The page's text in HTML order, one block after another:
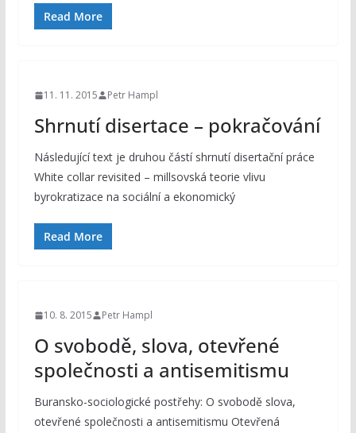
Read More
11. 11. 2015 Petr Hampl
Shrnutí disertace – pokračování
Následující text je druhou částí shrnutí disertační práce
White collar revisited – millsovská teorie vlivu
byrokratizace na sociální a ekonomický
Read More
10. 8. 2015 Petr Hampl
O svobodě, slova, otevřené
společnosti a antisemitismu
Buransko-sociologické postřehy: O svobodě slova,
otevřené společnosti a antisemitismu Otevřená